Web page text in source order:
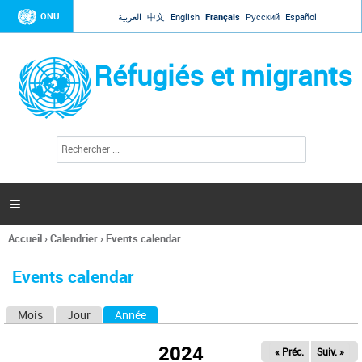
Jump to navigation
ONU العربية 中文 English Français Русский Español
Réfugiés et migrants
l
c
h
e

Vous
ici
Accueil›Calendrier› Events calendar
Events calendar
Mois Jour Année
2024 « Préc. Suiv. »